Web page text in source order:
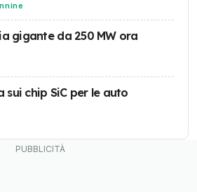
gigante da 250 MW ora
sui chip SiC per le auto